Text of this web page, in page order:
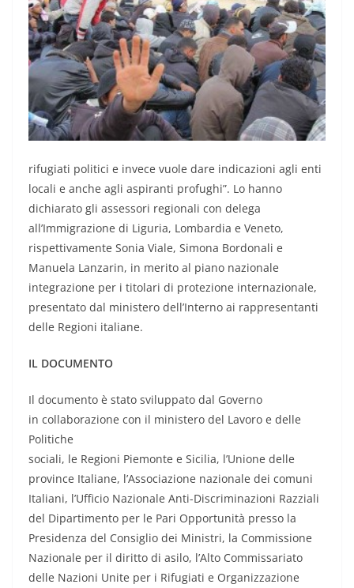
rifugiati politici e invece vuole dare indicazioni agli enti
locali e anche agli aspiranti profughi”. Lo hanno
dichiarato gli assessori regionali con delega
all’Immigrazione di Liguria, Lombardia e Veneto,
rispettivamente Sonia Viale, Simona Bordonali e
Manuela Lanzarin, in merito al piano nazionale
integrazione per i titolari di protezione internazionale,
presentato dal ministero dell’Interno ai rappresentanti
delle Regioni italiane.
IL DOCUMENTO
Il documento è stato sviluppato dal Governo
in collaborazione con il ministero del Lavoro e delle
Politiche
sociali, le Regioni Piemonte e Sicilia, l’Unione delle
province Italiane, l’Associazione nazionale dei comuni
Italiani, l’Ufficio Nazionale Anti-Discriminazioni Razziali
del Dipartimento per le Pari Opportunità presso la
Presidenza del Consiglio dei Ministri, la Commissione
Nazionale per il diritto di asilo, l’Alto Commissariato
delle Nazioni Unite per i Rifugiati e Organizzazione